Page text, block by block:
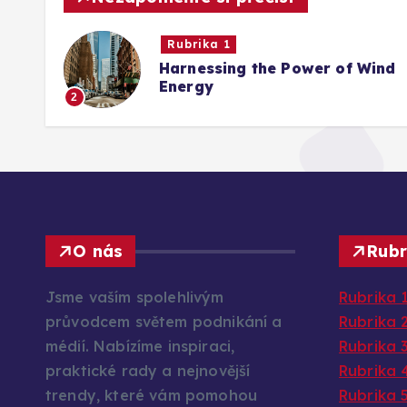
2
Rubrika 1
Harnessing the Power of Wind
Energy
O nás
Jsme vaším spolehlivým
průvodcem světem podnikání a
médií. Nabízíme inspiraci,
praktické rady a nejnovější
trendy, které vám pomohou
Rubrika 1
Rubrika
Rubrika 3
Rubrika
Rubrika 5